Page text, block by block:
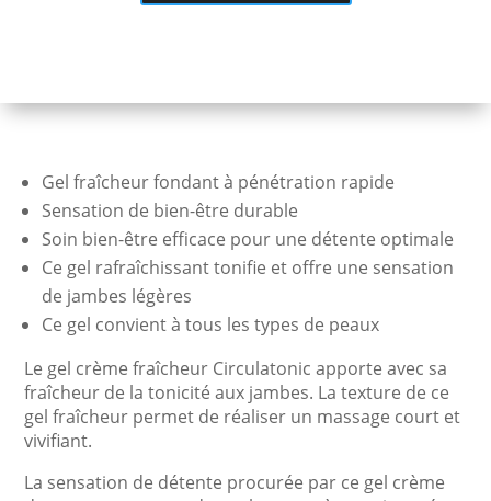
Gel fraîcheur fondant à pénétration rapide
Sensation de bien-être durable
Soin bien-être efficace pour une détente optimale
Ce gel rafraîchissant tonifie et offre une sensation
de jambes légères
Ce gel convient à tous les types de peaux
Le gel crème fraîcheur Circulatonic apporte avec sa
fraîcheur de la tonicité aux jambes. La texture de ce
gel fraîcheur permet de réaliser un massage court et
vivifiant.
La sensation de détente procurée par ce gel crème